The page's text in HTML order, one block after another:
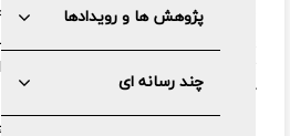
پژوهش ها و رویدادها
چند رسانه ای
نظام، در ابتدای این جلسه، به
پرداخته شد و پس از آن گزارشی
تنقیح سیاست های کلی در حوزه
گزارش «پیشرفت اقتصادی توام
سیاست های کلی در حوزه